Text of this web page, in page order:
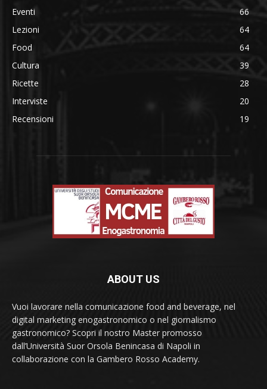
Eventi
66
Lezioni
64
Food
64
Cultura
39
Ricette
28
Interviste
20
Recensioni
19
ABOUT US
Vuoi lavorare nella comunicazione food and beverage, nel
digital marketing enogastronomico o nel giornalismo
gastronomico? Scopri il nostro Master promosso
dall’Università Suor Orsola Benincasa di Napoli in
collaborazione con la Gambero Rosso Academy.